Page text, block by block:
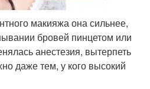
макияжа она сильнее,
бровей пинцетом или
анестезия, вытерпеть
даже тем, у кого высокий